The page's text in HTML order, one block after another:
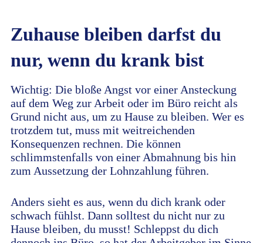
Zuhause bleiben darfst du
nur, wenn du krank bist
Wichtig: Die bloße Angst vor einer Ansteckung
auf dem Weg zur Arbeit oder im Büro reicht als
Grund nicht aus, um zu Hause zu bleiben. Wer es
trotzdem tut, muss mit weitreichenden
Konsequenzen rechnen. Die können
schlimmstenfalls von einer Abmahnung bis hin
zum Aussetzung der Lohnzahlung führen.
Anders sieht es aus, wenn du dich krank oder
schwach fühlst. Dann solltest du nicht nur zu
Hause bleiben, du musst! Schleppst du dich